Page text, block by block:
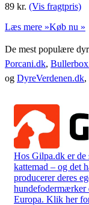
89 kr. (Vis fragtpris)
Læs mere »Køb nu »
De mest populære
Porcani.dk,
og DyreVerdenen.dk,
Hos Gilpa.dk er de
kattemad – og det
producerer deres
hundefodermærker
Europa. Klik her